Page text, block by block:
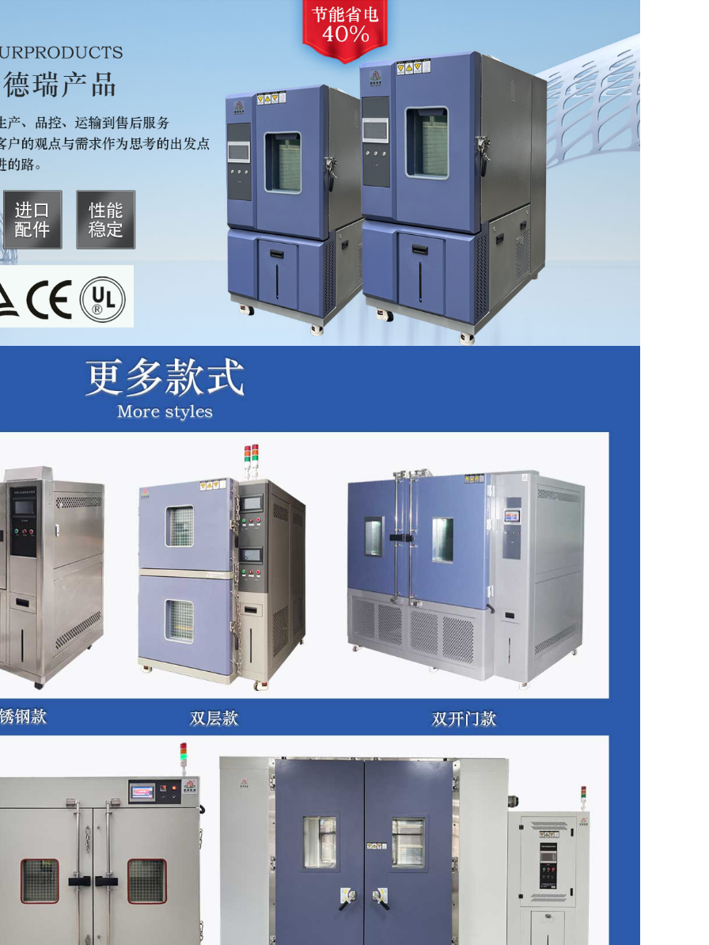
指标:
范围:20%RH~98%RH(见温湿度可控图)
偏差:≤±3%R.H(湿度>75%RH)≤±3%R.H(湿度≤75%RH)
波动度:±2%R.H
与部件
压缩机:法国泰康全封闭压缩机。
方式:蒸汽加湿，采用电子并位方式微动加湿系统。
窗:多层中空钢化玻璃带自动除霜功能，试验时玻璃表面无霜及凝露现象。
装置:电子膨胀阀全范围的自我调整+主动适应调整制冷量能力输出，使得系统更加节能。
器:镍铬合金电热丝加热器(电阻率大、电阻温度系数小，在高温下变形小且不易脆化，自身加热温度可达
材质:SUS304(1.2mm)不锈钢板内箱全无焊接加SUS304 2mm厚不锈钢加固外箱材质:电解钢板，酸洗磷化高
体烤漆绝热材料:耐火级高强度PU聚氨酯发泡保温绝缘材料+超细玻璃纤维。